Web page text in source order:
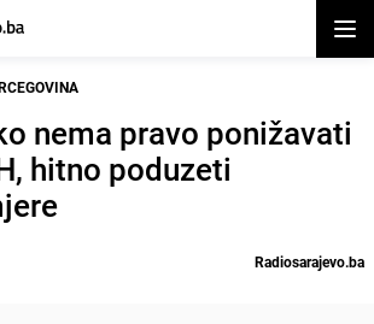
nema pravo ponižavati
hitno poduzeti
Radiosarajevo.ba